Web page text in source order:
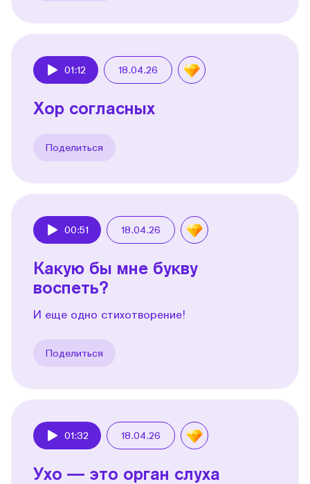
01:12 18.04.26
Хор согласных
Поделиться
00:51 18.04.26
Какую бы мне букву
воспеть?
И еще одно стихотворение!
Поделиться
01:32 18.04.26
Ухо — это орган слуха